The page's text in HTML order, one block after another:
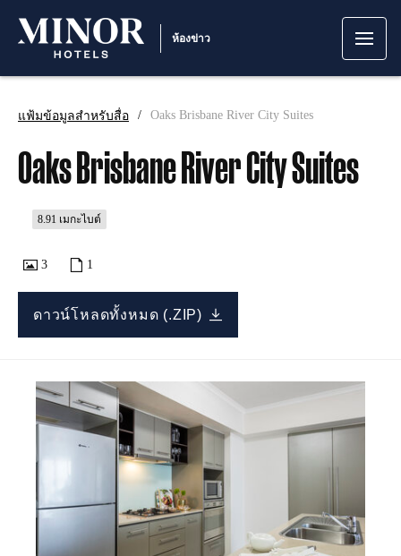
ห้องข่าว
แฟ้มข้อมูลสำหรับสื่อ Oaks Brisbane River City Suites
Oaks Brisbane River City Suites
8.91 เมกะไบต์
3 1
ดาวน์โหลดทั้งหมด (.ZIP)